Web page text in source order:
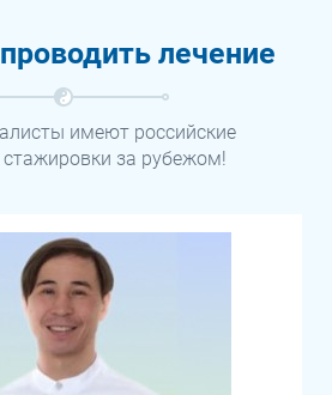
лечение
имеют российские
за рубежом!